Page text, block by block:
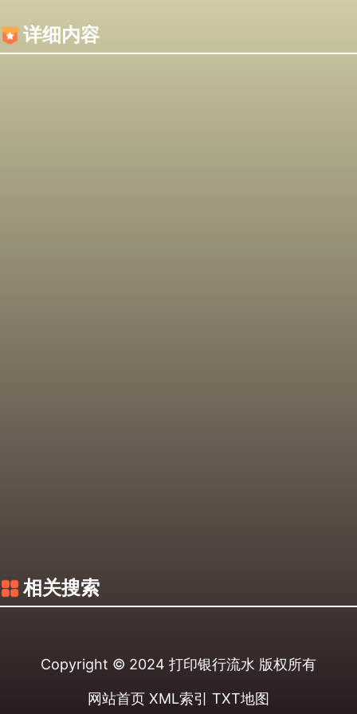
详细内容
相关搜索
Copyright © 2024 打印银行流水 版权所有
网站首页 XML索引 TXT地图